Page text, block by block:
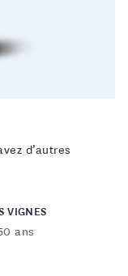
d’autres
VIGNES
ans